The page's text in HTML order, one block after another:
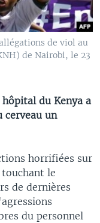
de viol au
de Nairobi, le 23
du Kenya a
cerveau un
horrifiées sur
le
de dernières
du personnel